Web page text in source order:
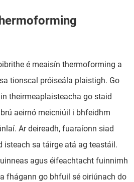
é meaisín thermoforming a
tionscal próiseála plaistigh. Go
theirmeaplaisteacha go staid
aeirnó meicniúil i bhfeidhm
Ar deireadh, fuaraíonn siad
isteach sa táirge atá ag teastáil.
agus éifeachtacht fuinnimh
fhágann go bhfuil sé oiriúnach do